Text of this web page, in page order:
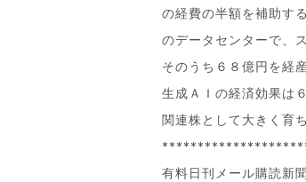
の経費の半額を補助す
のデータセンターで、
そのうち６８億円を経
生成ＡＩの経済効果は
関連株として大きく育
有料日刊メール購読新